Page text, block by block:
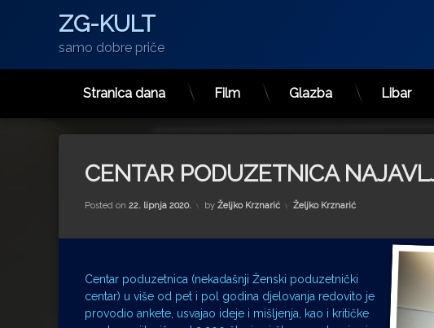
Preskoči
ZG-KULT
samo dobre priče
Stranica dana Film Glazba Libar
CENTAR PODUZETNICA
Posted on 22. lipnja 2020. by Željko Krznarić Kategorije:
Željko Krznarić
Centar poduzetnica (nekadašnji Ženski poduzetnički
centar) u više od pet i pol godina djelovanja redovito je
provodio ankete, usvajao ideje i mišljenja, kao i kritičke